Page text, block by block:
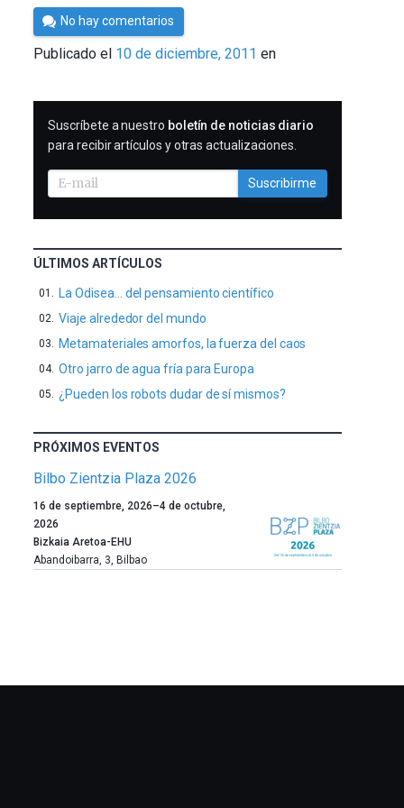
Por
Cultura
Cientifica
No hay comentarios
Publicado el 10 de diciembre, 2011 en
SUSCRIBIRME
Suscríbete a nuestro boletín de noticias diario
para recibir artículos y otras actualizaciones.
Suscribirme
ÚLTIMOS ARTÍCULOS
La Odisea… del pensamiento científico
Viaje alrededor del mundo
Metamateriales amorfos, la fuerza del caos
Otro jarro de agua fría para Europa
¿Pueden los robots dudar de sí mismos?
PRÓXIMOS EVENTOS
Bilbo Zientzia Plaza 2026
Un
año
más,
Bilbao
la
16 de septiembre, 2026–4 de octubre,
2026
Bizkaia Aretoa-EHU
Abandoibarra, 3, Bilbao